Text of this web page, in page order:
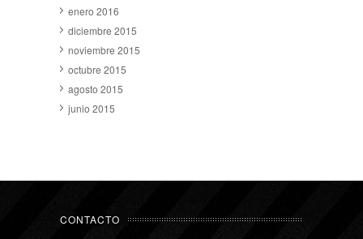
enero 2016
diciembre 2015
noviembre 2015
octubre 2015
agosto 2015
junio 2015
CONTACTO